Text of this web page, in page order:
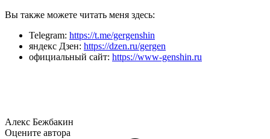
Вы также можете читать меня здесь:
Telegram: https://t.me/gergenshin
яндекс Дзен: https://dzen.ru/gergen
официальный сайт: https://www-genshin.ru
Алекс Бежбакин
Оцените автора